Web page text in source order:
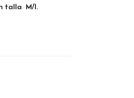
talla M/l.